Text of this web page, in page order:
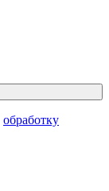
обработку